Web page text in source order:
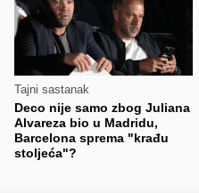
Tajni sastanak
Deco nije samo zbog Juliana
Alvareza bio u Madridu,
Barcelona sprema "krađu
stoljeća"?